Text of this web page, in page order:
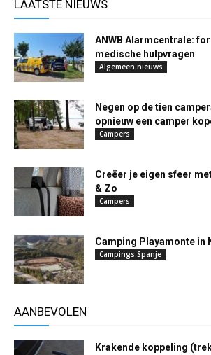
LAATSTE NIEUWS
ANWB Alarmcentrale:
medische hulpvragen
Algemeen nieuws
Negen op de tien
opnieuw een camper
Campers
Creëer je eigen sfeer
& Zo
Campers
Camping Playamonte in
Campings Spanje
AANBEVOLEN
Krakende koppeling